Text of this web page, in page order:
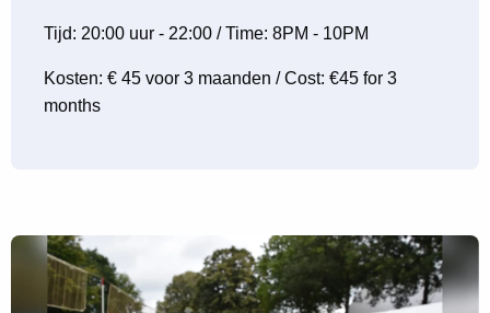
Tijd: 20:00 uur - 22:00 / Time: 8PM - 10PM
Kosten: € 45 voor 3 maanden / Cost: €45 for 3
months